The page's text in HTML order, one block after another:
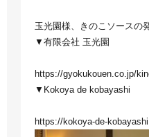
玉光園様、きのこソースの
▼有限会社 玉光園
https://gyokukouen.co.jp/
▼Kokoya de kobayashi
https://kokoya-de-